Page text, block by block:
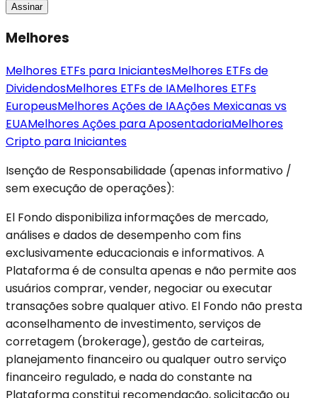
Assinar
Melhores
Melhores ETFs para IniciantesMelhores ETFs de
DividendosMelhores ETFs de IAMelhores ETFs
EuropeusMelhores Ações de IAAções Mexicanas vs
EUAMelhores Ações para AposentadoriaMelhores
Cripto para Iniciantes
Isenção de Responsabilidade (apenas informativo /
sem execução de operações):
El Fondo disponibiliza informações de mercado,
análises e dados de desempenho com fins
exclusivamente educacionais e informativos. A
Plataforma é de consulta apenas e não permite aos
usuários comprar, vender, negociar ou executar
transações sobre qualquer ativo. El Fondo não presta
aconselhamento de investimento, serviços de
corretagem (brokerage), gestão de carteiras,
planejamento financeiro ou qualquer outro serviço
financeiro regulado, e nada do constante na